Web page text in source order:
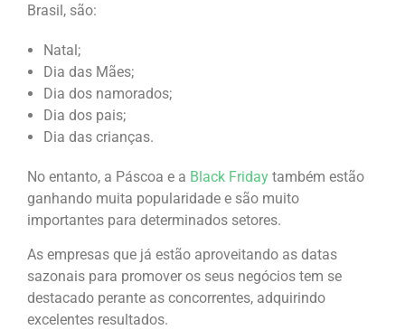
Brasil, são:
Natal;
Dia das Mães;
Dia dos namorados;
Dia dos pais;
Dia das crianças.
No entanto, a Páscoa e a Black Friday também estão
ganhando muita popularidade e são muito
importantes para determinados setores.
As empresas que já estão aproveitando as datas
sazonais para promover os seus negócios tem se
destacado perante as concorrentes, adquirindo
excelentes resultados.